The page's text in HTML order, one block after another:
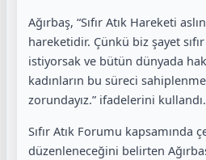
Ağırbaş, “Sıfır Atık Hareketi
hareketidir. Çünkü biz şayet sıfır
istiyorsak ve bütün dünyada
kadınların bu süreci
zorundayız.” ifadelerini kullandı.
Sıfır Atık Forumu kapsamında
düzenleneceğini belirten